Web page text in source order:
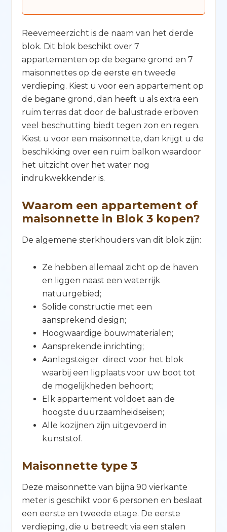
Reevemeerzicht is de naam van het derde
blok. Dit blok beschikt over 7
appartementen op de begane grond en 7
maisonnettes op de eerste en tweede
verdieping. Kiest u voor een appartement op
de begane grond, dan heeft u als extra een
ruim terras dat door de balustrade erboven
veel beschutting biedt tegen zon en regen.
Kiest u voor een maisonnette, dan krijgt u de
beschikking over een ruim balkon waardoor
het uitzicht over het water nog
indrukwekkender is.
Waarom een appartement of
maisonnette in Blok 3 kopen?
De algemene sterkhouders van dit blok zijn:
Ze hebben allemaal zicht op de haven
en liggen naast een waterrijk
natuurgebied;
Solide constructie met een
aansprekend design;
Hoogwaardige bouwmaterialen;
Aansprekende inrichting;
Aanlegsteiger direct voor het blok
waarbij een ligplaats voor uw boot tot
de mogelijkheden behoort;
Elk appartement voldoet aan de
hoogste duurzaamheidseisen;
Alle kozijnen zijn uitgevoerd in
kunststof.
Maisonnette type 3
Deze maisonnette van bijna 90 vierkante
meter is geschikt voor 6 personen en beslaat
een eerste en tweede etage. De eerste
verdieping, die u betreedt via een stalen